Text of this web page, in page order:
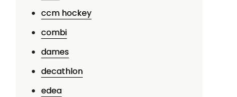
ccm hockey
combi
dames
decathlon
edea